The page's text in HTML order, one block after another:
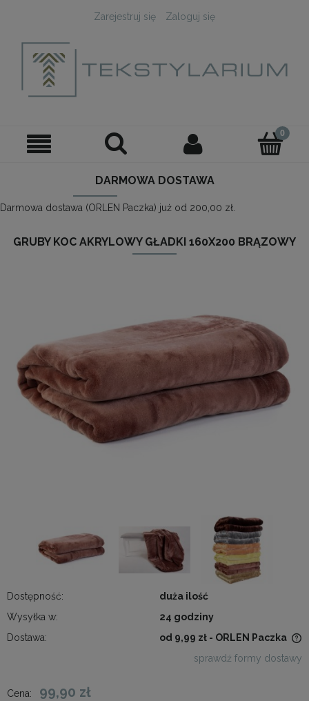
Zarejestruj się Zaloguj się
DARMOWA DOSTAWA
Darmowa dostawa (ORLEN Paczka) już od 200,00 zł.
GRUBY KOC AKRYLOWY GŁADKI 160X200 BRĄZOWY
Dostępność:
duża ilość
Wysyłka w:
24 godziny
Dostawa:
od 9,99 zł - ORLEN Paczka
sprawdź formy dostawy
Cena: 99,90 zł